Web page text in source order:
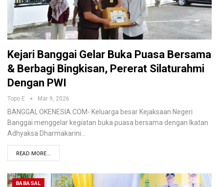
Kejari Banggai Gelar Buka Puasa Bersama
& Berbagi Bingkisan, Pererat Silaturahmi
Dengan PWI
Topo E Mar 9, 2026
BANGGAI, OKENESIA.COM- Keluarga besar Kejaksaan Negeri
Banggai menggelar kegiatan buka puasa bersama dengan Ikatan
Adhyaksa Dharmakarini…
READ MORE...
BABASAL